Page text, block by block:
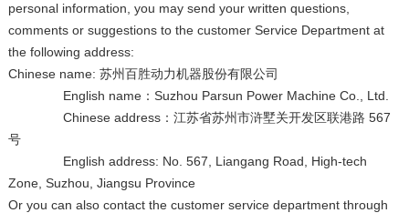
personal information, you may send your written questions,
comments or suggestions to the customer Service Department at
the following address:
Chinese name: 苏州百胜动力机器股份有限公司
English name：Suzhou Parsun Power Machine Co., Ltd.
Chinese address：江苏省苏州市浒墅关开发区联港路 567
号
English address: No. 567, Liangang Road, High-tech
Zone, Suzhou, Jiangsu Province
Or you can also contact the customer service department through